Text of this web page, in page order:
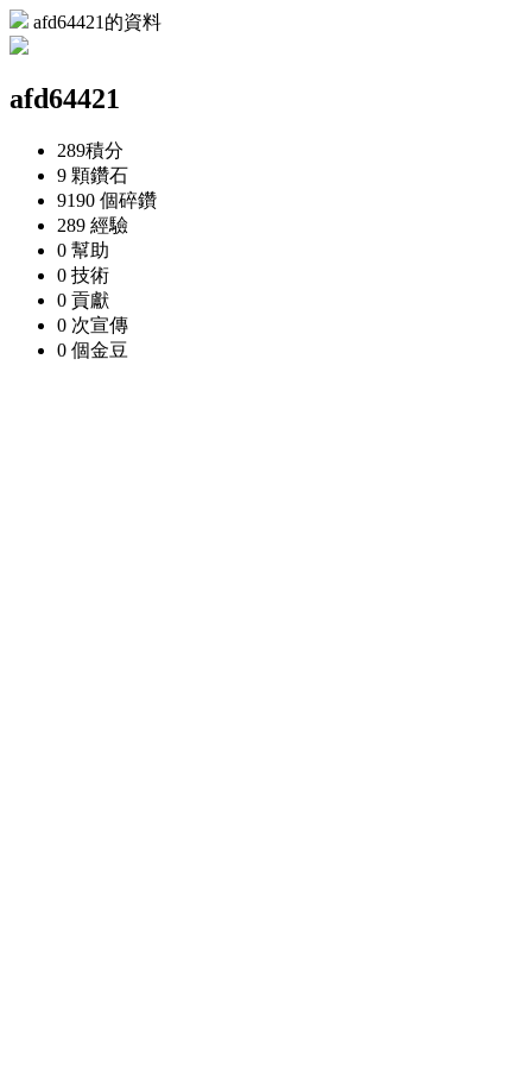
afd64421的資料
afd64421
289積分
9 顆鑽石
9190 個碎鑽
289 經驗
0 幫助
0 技術
0 貢獻
0 次宣傳
0 個金豆